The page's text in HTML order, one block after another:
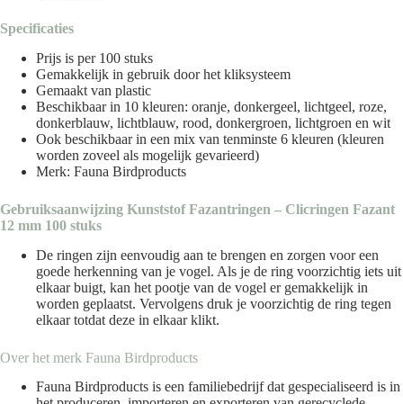
Specificaties
Prijs is per 100 stuks
Gemakkelijk in gebruik door het kliksysteem
Gemaakt van plastic
Beschikbaar in 10 kleuren: oranje, donkergeel, lichtgeel, roze,
donkerblauw, lichtblauw, rood, donkergroen, lichtgroen en wit
Ook beschikbaar in een mix van tenminste 6 kleuren (kleuren
worden zoveel als mogelijk gevarieerd)
Merk: Fauna Birdproducts
Gebruiksaanwijzing Kunststof Fazantringen – Clicringen Fazant
12 mm 100 stuks
De ringen zijn eenvoudig aan te brengen en zorgen voor een
goede herkenning van je vogel. Als je de ring voorzichtig iets uit
elkaar buigt, kan het pootje van de vogel er gemakkelijk in
worden geplaatst. Vervolgens druk je voorzichtig de ring tegen
elkaar totdat deze in elkaar klikt.
Over het merk Fauna Birdproducts
Fauna Birdproducts is een familiebedrijf dat gespecialiseerd is in